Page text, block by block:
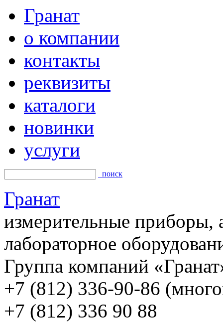
Гранат
о компании
контакты
реквизиты
каталоги
новинки
услуги
поиск
Гранат
измерительные приборы,
лабораторное
Группа компаний
+7 (812) 336-90-86
+7 (812) 336 90 88